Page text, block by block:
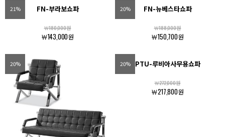
21% FN-부라보쇼파
￦180,000원
￦143,000원
20% FN-뉴베스타쇼파
￦188,000원
￦150,700원
20% 20% PTU-루비아사무용쇼파
￦272,000원
￦217,800원